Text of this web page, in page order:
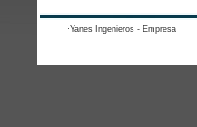
·Yanes Ingenieros - Empresa